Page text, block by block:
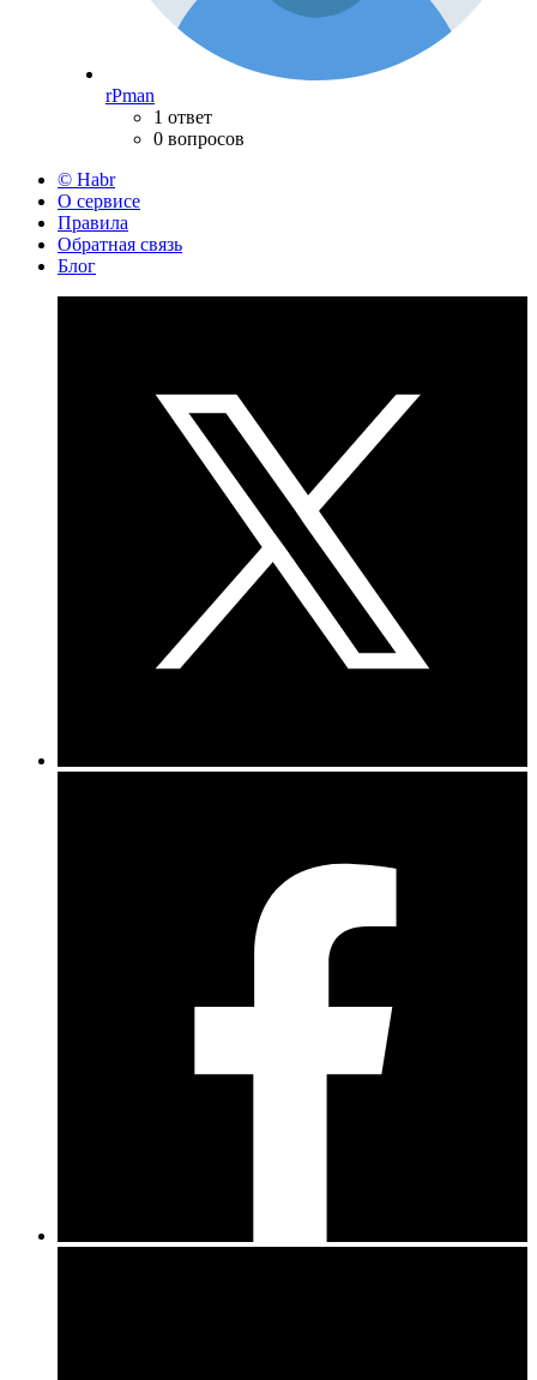
rPman
1 ответ
0 вопросов
© Habr
О сервисе
Правила
Обратная связь
Блог